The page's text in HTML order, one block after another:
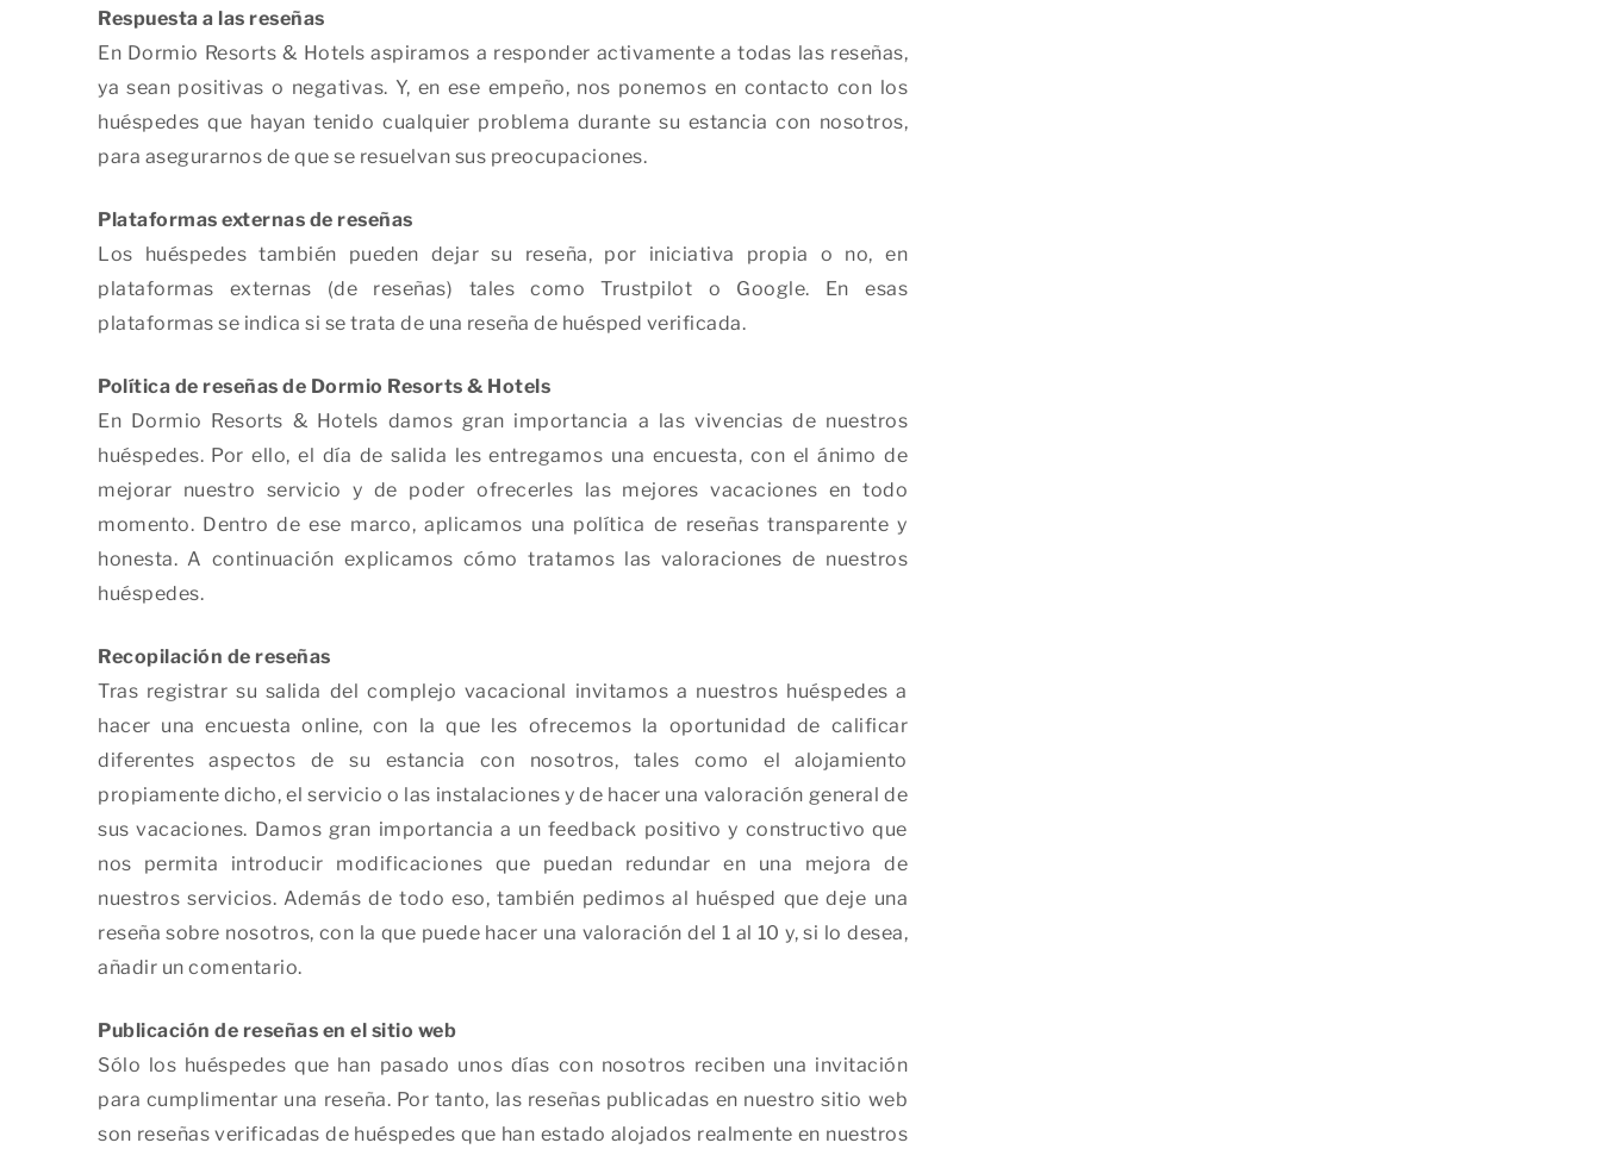
Respuesta a las reseñas
En Dormio Resorts & Hotels aspiramos a responder activamente a todas las reseñas,
ya sean positivas o negativas. Y, en ese empeño, nos ponemos en contacto con los
huéspedes que hayan tenido cualquier problema durante su estancia con nosotros,
para asegurarnos de que se resuelvan sus preocupaciones.
Plataformas externas de reseñas
Los huéspedes también pueden dejar su reseña, por iniciativa propia o no, en
plataformas externas (de reseñas) tales como Trustpilot o Google. En esas
plataformas se indica si se trata de una reseña de huésped verificada.
Política de reseñas de Dormio Resorts & Hotels
En Dormio Resorts & Hotels damos gran importancia a las vivencias de nuestros
huéspedes. Por ello, el día de salida les entregamos una encuesta, con el ánimo de
mejorar nuestro servicio y de poder ofrecerles las mejores vacaciones en todo
momento. Dentro de ese marco, aplicamos una política de reseñas transparente y
honesta. A continuación explicamos cómo tratamos las valoraciones de nuestros
huéspedes.
Recopilación de reseñas
Tras registrar su salida del complejo vacacional invitamos a nuestros huéspedes a
hacer una encuesta online, con la que les ofrecemos la oportunidad de calificar
diferentes aspectos de su estancia con nosotros, tales como el alojamiento
propiamente dicho, el servicio o las instalaciones y de hacer una valoración general de
sus vacaciones. Damos gran importancia a un feedback positivo y constructivo que
nos permita introducir modificaciones que puedan redundar en una mejora de
nuestros servicios. Además de todo eso, también pedimos al huésped que deje una
reseña sobre nosotros, con la que puede hacer una valoración del 1 al 10 y, si lo desea,
añadir un comentario.
Publicación de reseñas en el sitio web
Sólo los huéspedes que han pasado unos días con nosotros reciben una invitación
para cumplimentar una reseña. Por tanto, las reseñas publicadas en nuestro sitio web
son reseñas verificadas de huéspedes que han estado alojados realmente en nuestros